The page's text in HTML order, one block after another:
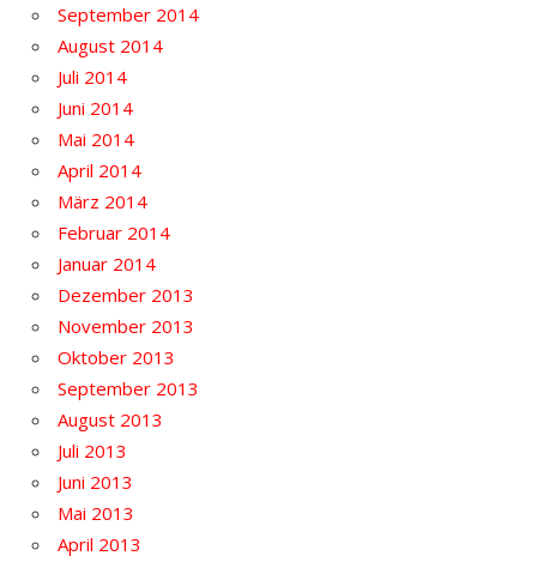
September 2014
August 2014
Juli 2014
Juni 2014
Mai 2014
April 2014
März 2014
Februar 2014
Januar 2014
Dezember 2013
November 2013
Oktober 2013
September 2013
August 2013
Juli 2013
Juni 2013
Mai 2013
April 2013